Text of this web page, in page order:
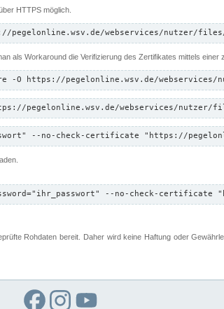
HTTPS möglich.
webservices/nutzer/
als Workaround die Verifizierung des Zertifikates mittels einer
-O https://pegelonline.wsv.de/
pegelonline.wsv.de/webservices/
--no-check-certificate "https://
--no-check-certificate
Rohdaten bereit. Daher wird keine Haftung oder